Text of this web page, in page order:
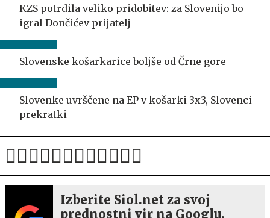
KZS potrdila veliko pridobitev: za Slovenijo bo
igral Dončićev prijatelj
Slovenske košarkarice boljše od Črne gore
Slovenke uvrščene na EP v košarki 3x3, Slovenci
prekratki
Izberite Siol.net za svoj
prednostni vir na Googlu.